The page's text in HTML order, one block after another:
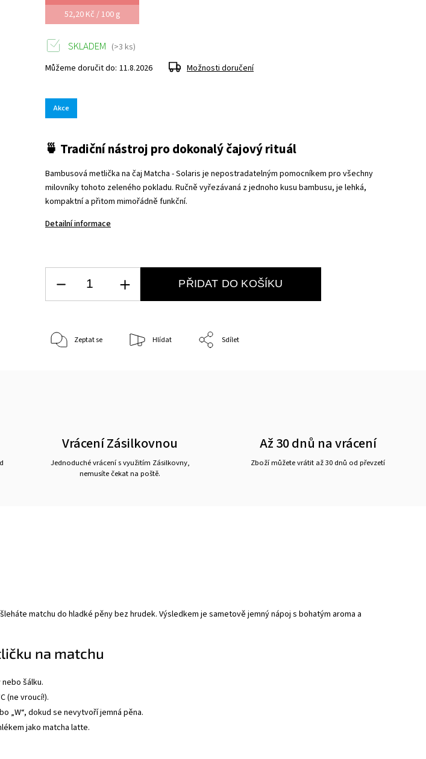
52,20 Kč / 100 g
Akce
🍵 Tradiční nástroj pro dokonalý čajový rituál
Bambusová metlička na čaj Matcha - Solaris je nepostradatelným pomocníkem pro všechny
milovníky tohoto zeleného pokladu. Ručně vyřezávaná z jednoho kusu bambusu, je lehká,
kompaktní a přitom mimořádně funkční.
Detailní informace
SKLADEM (>3 ks)
Můžeme doručit do: 11.8.2026 Možnosti doručení
PŘIDAT DO KOŠÍKU
Zeptat se Hlídat Sdílet
Vrácení Zásilkovnou
Jednoduché vrácení s využitím Zásilkovny,
nemusíte čekat na poště.
Až 30 dnů na vrácení
Zboží můžete vrátit až 30 dnů od převzetí
matchu do hladké pěny bez hrudek. Výsledkem je sametově jemný nápoj s bohatým aroma a
na matchu
šálku.
(ne vroucí!).
„W“, dokud se nevytvoří jemná pěna.
jako matcha latte.